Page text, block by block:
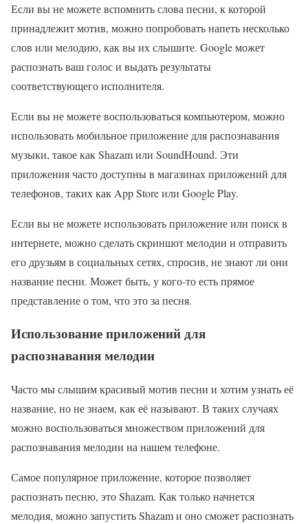
Если вы не можете вспомнить слова песни, к которой
принадлежит мотив, можно попробовать напеть несколько
слов или мелодию, как вы их слышите. Google может
распознать ваш голос и выдать результаты
соответствующего исполнителя.
Если вы не можете воспользоваться компьютером, можно
использовать мобильное приложение для распознавания
музыки, такое как Shazam или SoundHound. Эти
приложения часто доступны в магазинах приложений для
телефонов, таких как App Store или Google Play.
Если вы не можете использовать приложение или поиск в
интернете, можно сделать скриншот мелодии и отправить
его друзьям в социальных сетях, спросив, не знают ли они
название песни. Может быть, у кого-то есть прямое
представление о том, что это за песня.
Использование приложений для
распознавания мелодии
Часто мы слышим красивый мотив песни и хотим узнать её
название, но не знаем, как её называют. В таких случаях
можно воспользоваться множеством приложений для
распознавания мелодии на нашем телефоне.
Самое популярное приложение, которое позволяет
распознать песню, это Shazam. Как только начнется
мелодия, можно запустить Shazam и оно сможет распознать